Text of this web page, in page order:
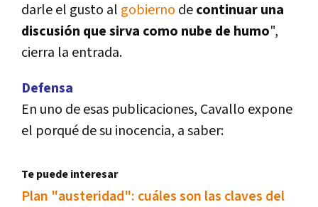
darle el gusto al gobierno decontinuar una
discusión que sirva como nube de humo",
cierra la entrada.
Defensa
En uno de esas publicaciones, Cavallo expone
el porqué de su inocencia, a saber:
Te puede interesar
Plan "austeridad": cuáles son las claves del